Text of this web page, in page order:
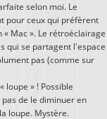
selon moi. Le
pour ceux qui préfèrent
« Mac ». Le rétroéclairage
qui se partagent l'espace
pas (comme sur
loupe » ! Possible
de le diminuer en
loupe. Mystère.